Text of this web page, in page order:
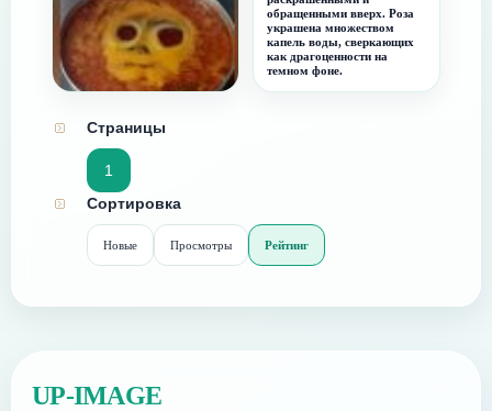
смотрит!
обращенными вверх. Роза
украшена множеством
капель воды, сверкающих
как драгоценности на
темном фоне.
Страницы
1
Сортировка
Новые Просмотры Рейтинг
UP-IMAGE